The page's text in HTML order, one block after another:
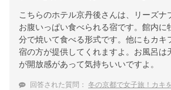
こちらのホテル京丹後さんは、リーズナ
お腹いっぱい食べられる宿です。館内に
分で焼いて食べる形式です。他にもカキ
宿の方が提供してくれますよ。お風呂は
が開放感があって気持ちいいですよ。
回答された質問： 冬の京都で女子旅！カキをお腹いっぱい食べら